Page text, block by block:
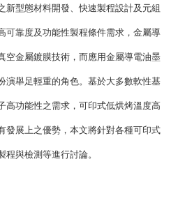
新型態材料開發、快速製程設計及元組
可靠度及功能性製程條件需求，金屬導
空金屬鍍膜技術，而應用金屬導電油墨
演舉足輕重的角色。基於大多數軟性基
高功能性之需求，可印式低烘烤溫度高
發展上之優勢，本文將針對各種可印式
與檢測等進行討論。